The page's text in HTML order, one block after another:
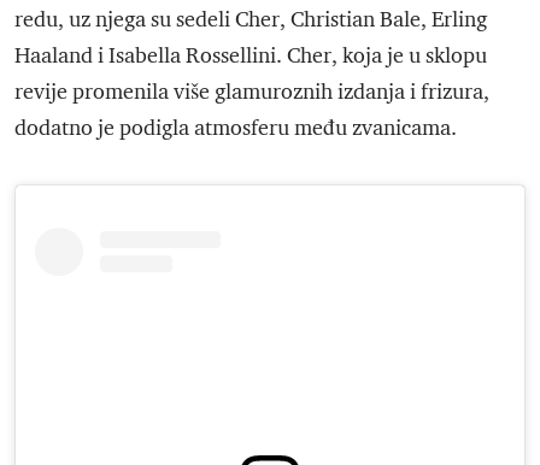
redu, uz njega su sedeli Cher, Christian Bale, Erling
Haaland i Isabella Rossellini. Cher, koja je u sklopu
revije promenila više glamuroznih izdanja i frizura,
dodatno je podigla atmosferu među zvanicama.